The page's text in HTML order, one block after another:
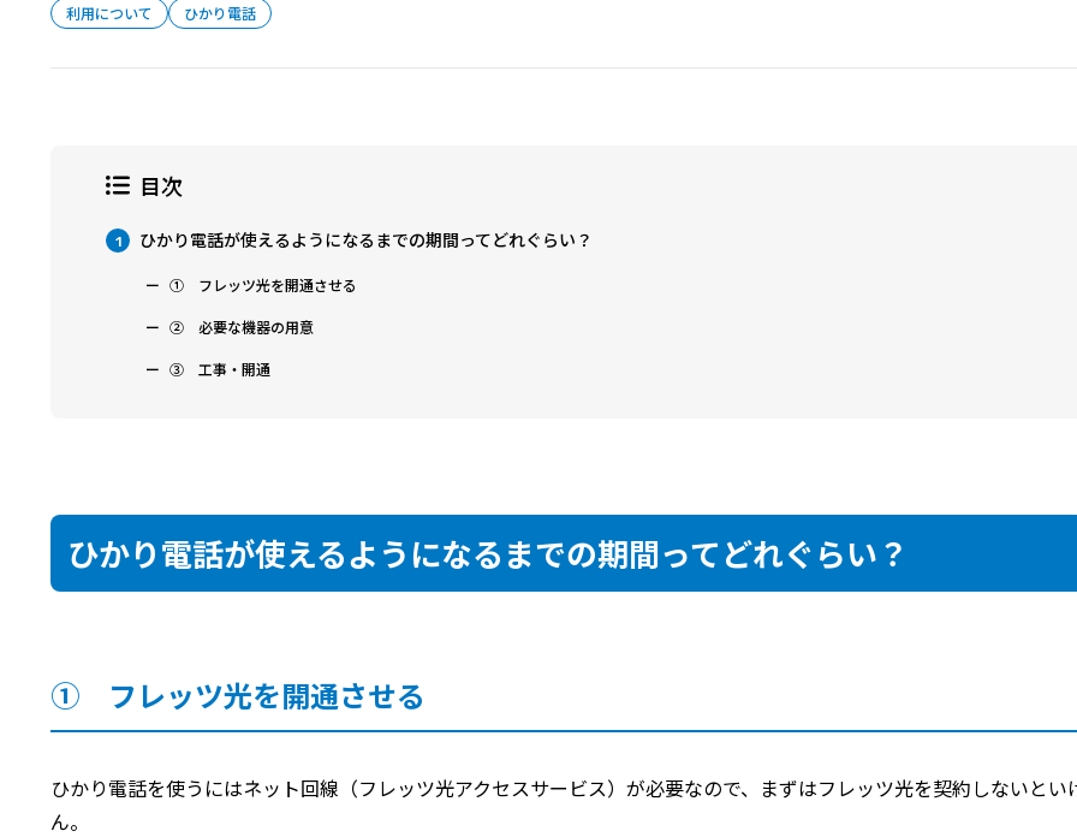
利用について ひかり電話
目次
1 ひかり電話が使えるようになるまでの期間ってどれぐらい？
① フレッツ光を開通させる
② 必要な機器の用意
③ 工事・開通
ひかり電話が使えるようになるまでの期間ってどれぐらい？
① フレッツ光を開通させる
ひかり電話を使うにはネット回線（フレッツ光アクセスサービス）が必要なので、まずはフレッツ光を契約しないとい
ん。